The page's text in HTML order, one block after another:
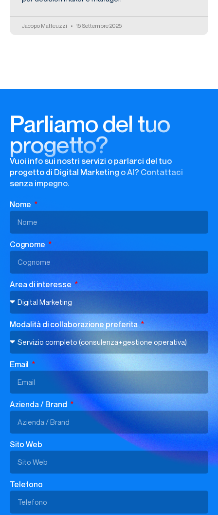
Jacopo Matteuzzi 15 Settembre 2025
Parliamo del tuo
progetto?
Vuoi info sui nostri servizi o parlarci del tuo
progetto di Digital Marketing o AI? Contattaci
senza impegno.
Nome
Cognome
Area di interesse
Modalità di collaborazione preferita
Email
Azienda / Brand
Sito Web
Telefono